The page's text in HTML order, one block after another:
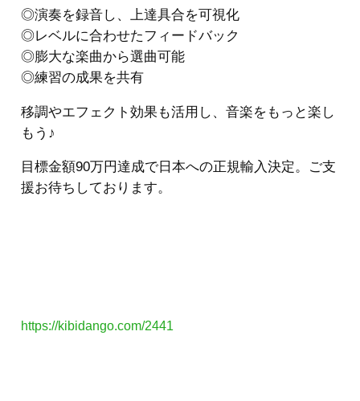
◎演奏を録音し、上達具合を可視化
◎レベルに合わせたフィードバック
◎膨大な楽曲から選曲可能
◎練習の成果を共有
移調やエフェクト効果も活用し、音楽をもっと楽し
もう♪
目標金額90万円達成で日本への正規輸入決定。ご支
援お待ちしております。
https://kibidango.com/2441